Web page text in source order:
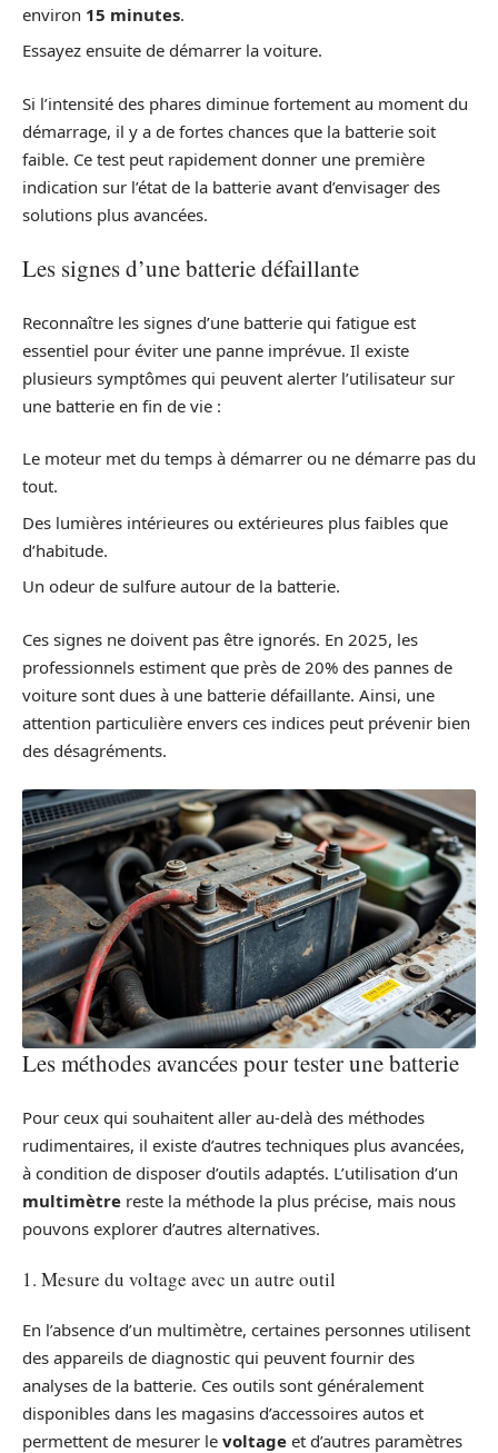
environ 15 minutes.
Essayez ensuite de démarrer la voiture.
Si l’intensité des phares diminue fortement au moment du
démarrage, il y a de fortes chances que la batterie soit
faible. Ce test peut rapidement donner une première
indication sur l’état de la batterie avant d’envisager des
solutions plus avancées.
Les signes d’une batterie défaillante
Reconnaître les signes d’une batterie qui fatigue est
essentiel pour éviter une panne imprévue. Il existe
plusieurs symptômes qui peuvent alerter l’utilisateur sur
une batterie en fin de vie :
Le moteur met du temps à démarrer ou ne démarre pas du
tout.
Des lumières intérieures ou extérieures plus faibles que
d’habitude.
Un odeur de sulfure autour de la batterie.
Ces signes ne doivent pas être ignorés. En 2025, les
professionnels estiment que près de 20% des pannes de
voiture sont dues à une batterie défaillante. Ainsi, une
attention particulière envers ces indices peut prévenir bien
des désagréments.
Les méthodes avancées pour tester une batterie
Pour ceux qui souhaitent aller au-delà des méthodes
rudimentaires, il existe d’autres techniques plus avancées,
à condition de disposer d’outils adaptés. L’utilisation d’un
multimètre reste la méthode la plus précise, mais nous
pouvons explorer d’autres alternatives.
1. Mesure du voltage avec un autre outil
En l’absence d’un multimètre, certaines personnes utilisent
des appareils de diagnostic qui peuvent fournir des
analyses de la batterie. Ces outils sont généralement
disponibles dans les magasins d’accessoires autos et
permettent de mesurer le voltage et d’autres paramètres